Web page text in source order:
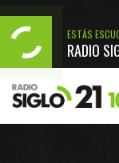
ESTÁS
RADIO